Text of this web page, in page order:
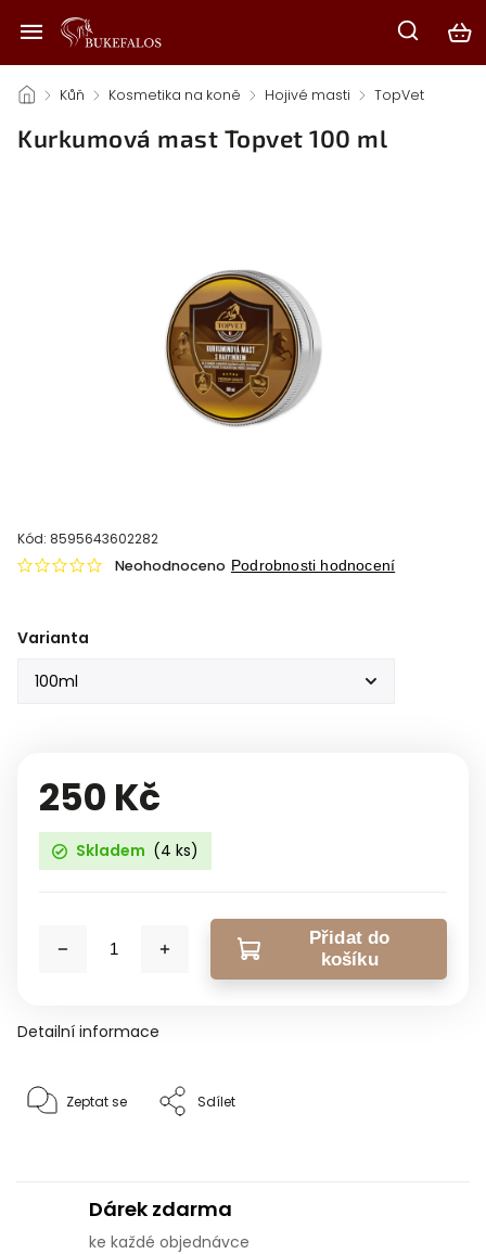
/ Kůň / Kosmetika na koně / Hojivé masti / TopVet
Kurkumová mast Topvet 100 ml
Kód: 8595643602282
Neohodnoceno Podrobnosti hodnocení
Varianta
250 Kč
Skladem (4 ks)
Přidat do
košíku
Detailní informace
Zeptat se Sdílet
Dárek zdarma
ke každé objednávce